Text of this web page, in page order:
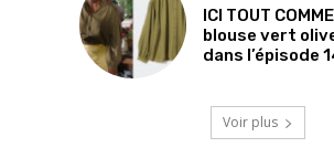
ICI TOUT
blouse vert
dans l’épisode
Voir plus